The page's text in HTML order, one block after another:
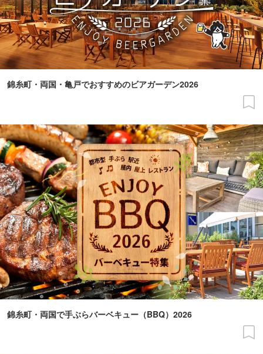
錦糸町・両国・亀戸でおすすめのビアガーデン2026
錦糸町・両国で手ぶらバーベキュー（BBQ）2026